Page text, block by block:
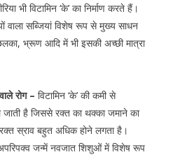
भी विटामिन ‘के’ का निर्माण करते हैं।
वाला सब्जियां विशेष रूप से मुख्य साधन
भ्रूण आदि में भी इसकी अच्छी मात्रा
रोग – विटामिन ‘के’ की कमी से
जाती है जिससे रक्त का थक्का जमाने का
स्राव बहुत अधिक होने लगता है।
अपरिपक्व जन्में नवजात शिशुओं में विशेष रूप